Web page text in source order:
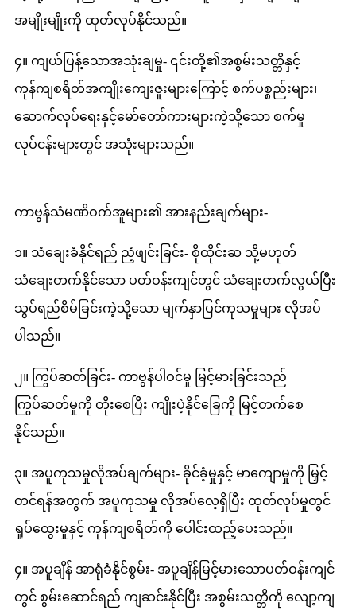
အမျိုးမျိုးကို ထုတ်လုပ်နိုင်သည်။
၄။ ကျယ်ပြန့်သောအသုံးချမှု- ၎င်းတို့၏အစွမ်းသတ္တိနှင့်
ကုန်ကျစရိတ်အကျိုးကျေးဇူးများကြောင့် စက်ပစ္စည်းများ၊
ဆောက်လုပ်ရေးနှင့်မော်တော်ကားများကဲ့သို့သော စက်မှု
လုပ်ငန်းများတွင် အသုံးများသည်။
ကာဗွန်သံမဏိဝက်အူများ၏ အားနည်းချက်များ-
၁။ သံချေးခံနိုင်ရည် ညံ့ဖျင်းခြင်း- စိုထိုင်းဆ သို့မဟုတ်
သံချေးတက်နိုင်သော ပတ်ဝန်းကျင်တွင် သံချေးတက်လွယ်ပြီး
သွပ်ရည်စိမ်ခြင်းကဲ့သို့သော မျက်နှာပြင်ကုသမှုများ လိုအပ်
ပါသည်။
၂။ ကြွပ်ဆတ်ခြင်း- ကာဗွန်ပါဝင်မှု မြင့်မားခြင်းသည်
ကြွပ်ဆတ်မှုကို တိုးစေပြီး ကျိုးပဲ့နိုင်ခြေကို မြင့်တက်စေ
နိုင်သည်။
၃။ အပူကုသမှုလိုအပ်ချက်များ- ခိုင်ခံ့မှုနှင့် မာကျောမှုကို မြှင့်
တင်ရန်အတွက် အပူကုသမှု လိုအပ်လေ့ရှိပြီး ထုတ်လုပ်မှုတွင်
ရှုပ်ထွေးမှုနှင့် ကုန်ကျစရိတ်ကို ပေါင်းထည့်ပေးသည်။
၄။ အပူချိန် အာရုံခံနိုင်စွမ်း- အပူချိန်မြင့်မားသောပတ်ဝန်းကျင်
တွင် စွမ်းဆောင်ရည် ကျဆင်းနိုင်ပြီး အစွမ်းသတ္တိကို လျော့ကျ